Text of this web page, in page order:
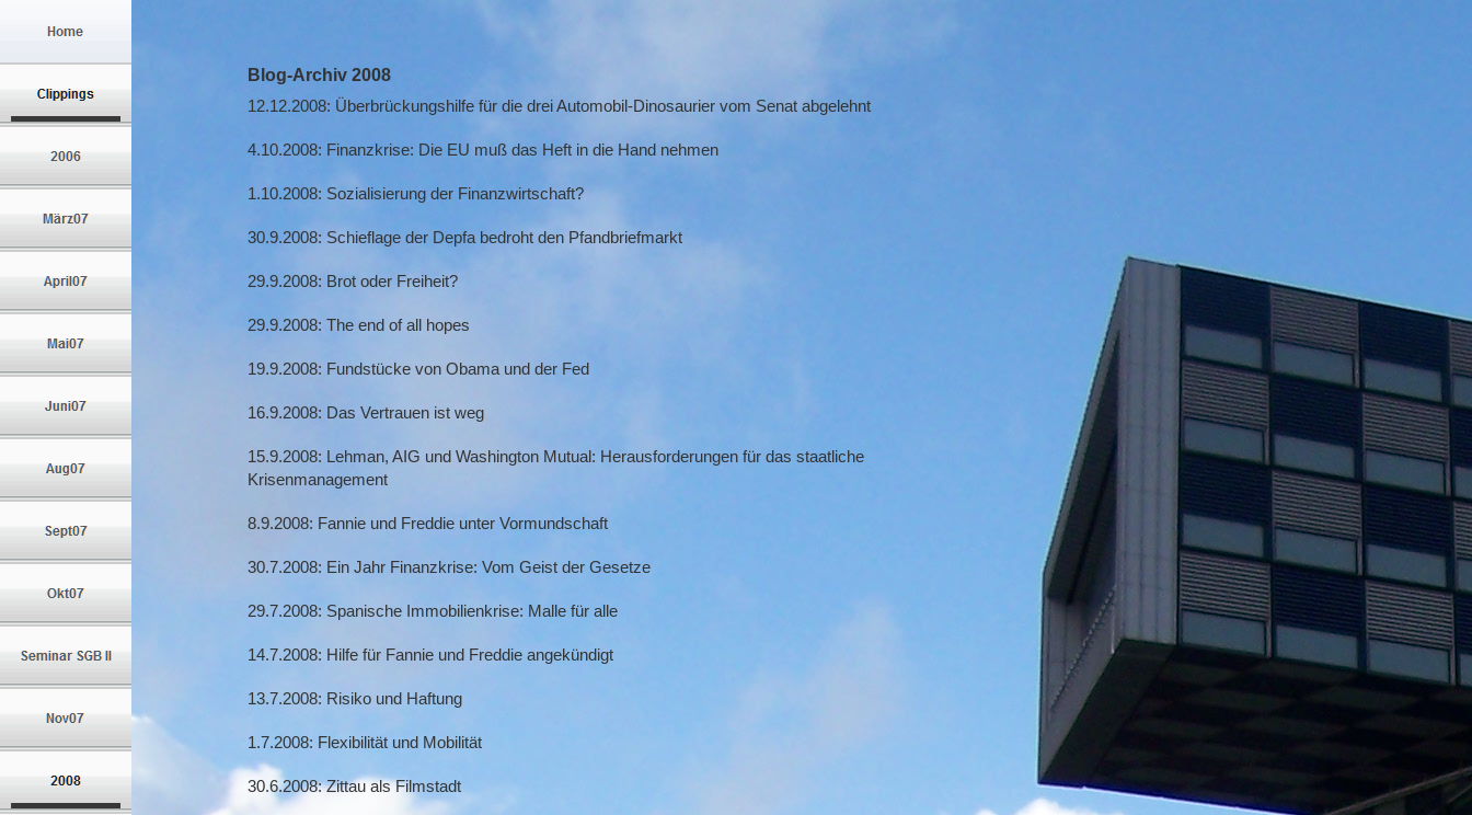
Blog-Archiv 2008
12.12.2008: Überbrückungshilfe für die drei Automobil-Dinosaurier vom Senat abgelehnt
4.10.2008: Finanzkrise: Die EU muß das Heft in die Hand nehmen
1.10.2008: Sozialisierung der Finanzwirtschaft?
30.9.2008: Schieflage der Depfa bedroht den Pfandbriefmarkt
29.9.2008: Brot oder Freiheit?
29.9.2008: The end of all hopes
19.9.2008: Fundstücke von Obama und der Fed
16.9.2008: Das Vertrauen ist weg
15.9.2008: Lehman, AIG und Washington Mutual: Herausforderungen für das staatliche
Krisenmanagement
8.9.2008: Fannie und Freddie unter Vormundschaft
30.7.2008: Ein Jahr Finanzkrise: Vom Geist der Gesetze
29.7.2008: Spanische Immobilienkrise: Malle für alle
14.7.2008: Hilfe für Fannie und Freddie angekündigt
13.7.2008: Risiko und Haftung
1.7.2008: Flexibilität und Mobilität
30.6.2008: Zittau als Filmstadt